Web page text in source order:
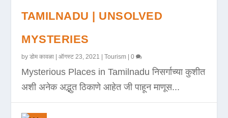
TAMILNADU | UNSOLVED
MYSTERIES
byडोम कावळा |ऑगस्ट 23, 2021 |Tourism |0
Mysterious Places in Tamilnadu निसर्गाच्या कुशीत
अशी अनेक अद्भुत ठिकाणे आहेत जी पाहून माणूस...